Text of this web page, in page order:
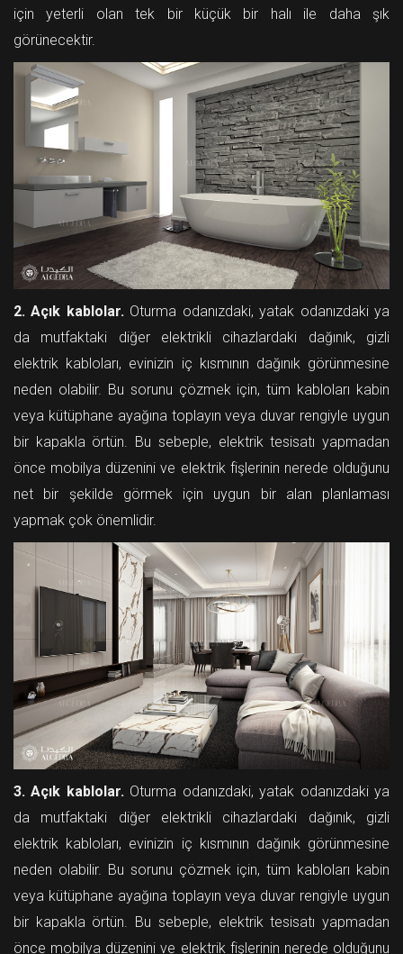
için yeterli olan tek bir küçük bir halı ile daha şık
görünecektir.
2. Açık kablolar.Oturma odanızdaki, yatak odanızdaki ya
da mutfaktaki diğer elektrikli cihazlardaki dağınık, gizli
elektrik kabloları, evinizin iç kısmının dağınık görünmesine
neden olabilir. Bu sorunu çözmek için, tüm kabloları kabin
veya kütüphane ayağına toplayın veya duvar rengiyle uygun
bir kapakla örtün. Bu sebeple, elektrik tesisatı yapmadan
önce mobilya düzenini ve elektrik fişlerinin nerede olduğunu
net bir şekilde görmek için uygun bir alan planlaması
yapmak çok önemlidir.
3. Açık kablolar. Oturma odanızdaki, yatak odanızdaki ya
da mutfaktaki diğer elektrikli cihazlardaki dağınık, gizli
elektrik kabloları, evinizin iç kısmının dağınık görünmesine
neden olabilir. Bu sorunu çözmek için, tüm kabloları kabin
veya kütüphane ayağına toplayın veya duvar rengiyle uygun
bir kapakla örtün. Bu sebeple, elektrik tesisatı yapmadan
önce mobilya düzenini ve elektrik fişlerinin nerede olduğunu